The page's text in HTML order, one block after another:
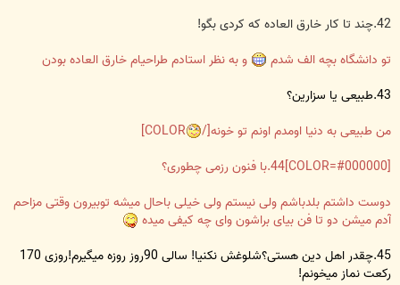
42.چند تا کار خارق العاده که کردی بگو!
تو دانشگاه بچه الف شدم
و به نظر استادم طراحیام خارق العاده بودن
43.طبیعی یا سزارین؟
من طبیعی به دنیا اومدم اونم تو خونه[/
COLOR]
دوست داشتم بلدباشم ولی نیستم ولی خیلی باحال میشه توبیرون وقتی مزاحم
آدم میشن دو تا فن بیای براشون وای چه کیفی میده
45.چقدر اهل دین هستی؟شلوغش نکنیا! سالی 90روز روزه میگیرم!روزی 170
رکعت نماز میخونم!